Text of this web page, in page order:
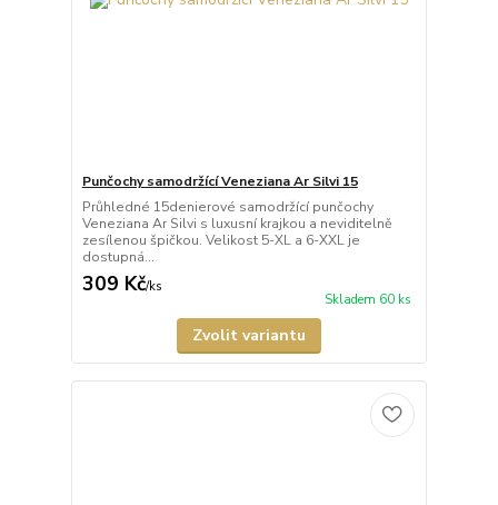
Punčochy samodržící Veneziana Ar Silvi 15
Průhledné 15denierové samodržící punčochy
Veneziana Ar Silvi s luxusní krajkou a neviditelně
zesílenou špičkou. Velikost 5-XL a 6-XXL je
dostupná...
309 Kč/ks
Skladem 60 ks
Zvolit variantu